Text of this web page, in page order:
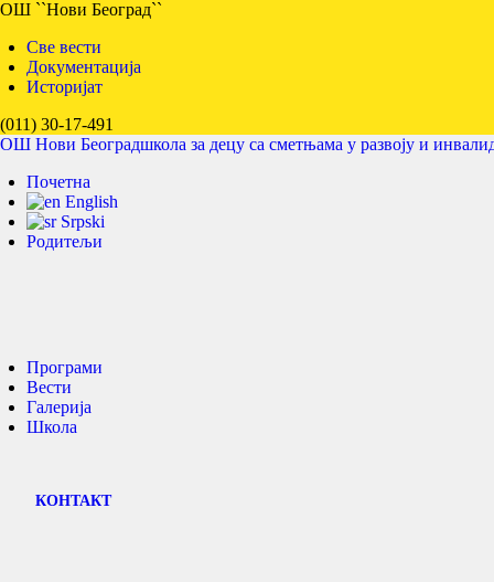
ОШ ``Нови Београд``
Све вести
Документација
Историјат
(011) 30-17-491
ОШ Нови Београдшкола за децу са сметњама у развоју и
Почетна
English
Srpski
Родитељи
Програми
Вести
Галерија
Школа
КОНТАКТ